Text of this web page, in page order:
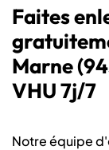
Faites
Marne
VHU 7j/7
Notre équipe